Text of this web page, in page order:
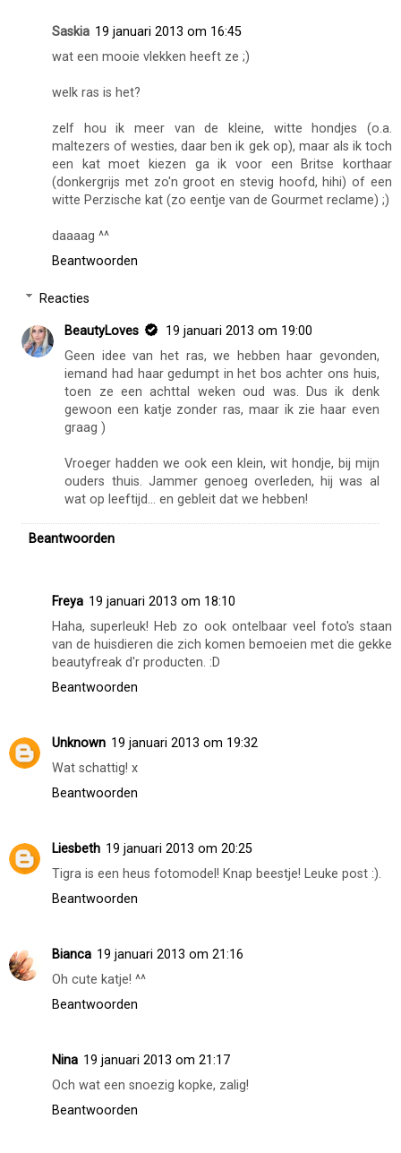
Saskia 19 januari 2013 om 16:45
wat een mooie vlekken heeft ze ;)
welk ras is het?
zelf hou ik meer van de kleine, witte hondjes (o.a.
maltezers of westies, daar ben ik gek op), maar als ik toch
een kat moet kiezen ga ik voor een Britse korthaar
(donkergrijs met zo'n groot en stevig hoofd, hihi) of een
witte Perzische kat (zo eentje van de Gourmet reclame) ;)
daaaag ^^
Beantwoorden
Reacties
BeautyLoves
19 januari 2013 om 19:00
Geen idee van het ras, we hebben haar gevonden,
iemand had haar gedumpt in het bos achter ons huis,
toen ze een achttal weken oud was. Dus ik denk
gewoon een katje zonder ras, maar ik zie haar even
graag )
Vroeger hadden we ook een klein, wit hondje, bij mijn
ouders thuis. Jammer genoeg overleden, hij was al
wat op leeftijd... en gebleit dat we hebben!
Beantwoorden
Freya 19 januari 2013 om 18:10
Haha, superleuk! Heb zo ook ontelbaar veel foto's staan
van de huisdieren die zich komen bemoeien met die gekke
beautyfreak d'r producten. :D
Beantwoorden
Unknown 19 januari 2013 om 19:32
Wat schattig! x
Beantwoorden
Liesbeth 19 januari 2013 om 20:25
Tigra is een heus fotomodel! Knap beestje! Leuke post :).
Beantwoorden
Bianca 19 januari 2013 om 21:16
Oh cute katje! ^^
Beantwoorden
Nina 19 januari 2013 om 21:17
Och wat een snoezig kopke, zalig!
Beantwoorden